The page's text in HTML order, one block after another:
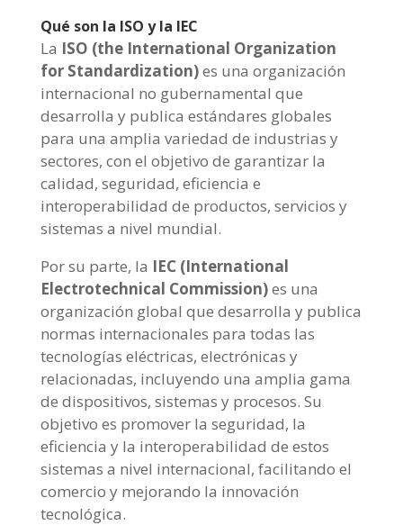
Qué son la ISO y la IEC
La ISO (the International Organization
for Standardization)es una organización
internacional no gubernamental que
desarrolla y publica estándares globales
para una amplia variedad de industrias y
sectores, con el objetivo de garantizar la
calidad, seguridad, eficiencia e
interoperabilidad de productos, servicios y
sistemas a nivel mundial.
Por su parte, la IEC (International
Electrotechnical Commission)es una
organización global que desarrolla y publica
normas internacionales para todas las
tecnologías eléctricas, electrónicas y
relacionadas, incluyendo una amplia gama
de dispositivos, sistemas y procesos. Su
objetivo es promover la seguridad, la
eficiencia y la interoperabilidad de estos
sistemas a nivel internacional, facilitando el
comercio y mejorando la innovación
tecnológica.